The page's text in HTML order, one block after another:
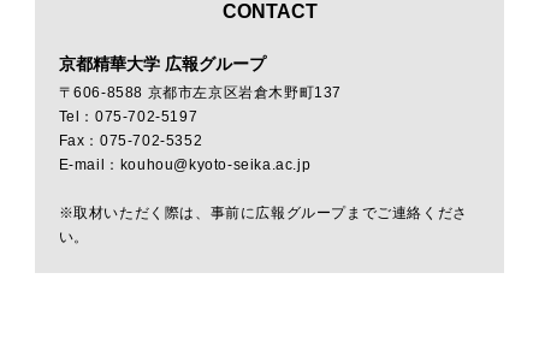
CONTACT
京都精華大学 広報グループ
〒606-8588 京都市左京区岩倉木野町137
Tel：075-702-5197
Fax：075-702-5352
E-mail：kouhou@kyoto-seika.ac.jp
※取材いただく際は、事前に広報グループまでご連絡くださ
い。